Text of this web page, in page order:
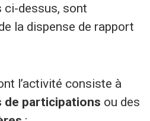
ci-dessus, sont
la dispense de rapport
l’activité consiste à
de participations ou des